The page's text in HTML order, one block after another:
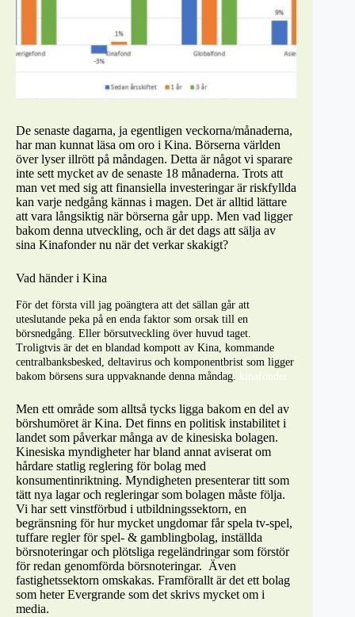
De senaste dagarna, ja egentligen veckorna/månaderna,
har man kunnat läsa om oro i Kina. Börserna världen
över lyser illrött på måndagen. Detta är något vi sparare
inte sett mycket av de senaste 18 månaderna. Trots att
man vet med sig att finansiella investeringar är riskfyllda
kan varje nedgång kännas i magen. Det är alltid lättare
att vara långsiktig när börserna går upp. Men vad ligger
bakom denna utveckling, och är det dags att sälja av
sina Kinafonder nu när det verkar skakigt?
Vad händer i Kina
För det första vill jag poängtera att det sällan går att
uteslutande peka på en enda faktor som orsak till en
börsnedgång. Eller börsutveckling över huvud taget.
Troligtvis är det en blandad kompott av Kina, kommande
centralbanksbesked, deltavirus och komponentbrist som ligger
bakom börsens sura uppvaknande denna måndag. kinafonder
Men ett område som alltså tycks ligga bakom en del av
börshumöret är Kina. Det finns en politisk instabilitet i
landet som påverkar många av de kinesiska bolagen.
Kinesiska myndigheter har bland annat aviserat om
hårdare statlig reglering för bolag med
konsumentinriktning. Myndigheten presenterar titt som
tätt nya lagar och regleringar som bolagen måste följa.
Vi har sett vinstförbud i utbildningssektorn, en
begränsning för hur mycket ungdomar får spela tv-spel,
tuffare regler för spel- & gamblingbolag, inställda
börsnoteringar och plötsliga regeländringar som förstör
för redan genomförda börsnoteringar. Även
fastighetssektorn omskakas. Framförallt är det ett bolag
som heter Evergrande som det skrivs mycket om i
media.